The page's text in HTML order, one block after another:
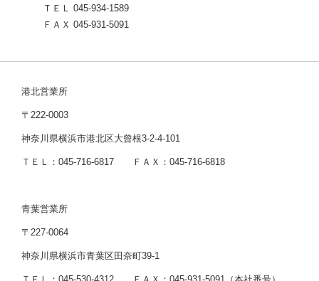
ＴＥＬ 045-934-1589
ＦＡＸ 045-931-5091
港北営業所
〒222-0003
神奈川県横浜市港北区大曾根3-2-4-101
ＴＥＬ：045-716-6817 ＦＡＸ：045-716-6818
青葉営業所
〒227-0064
神奈川県横浜市青葉区田奈町39-1